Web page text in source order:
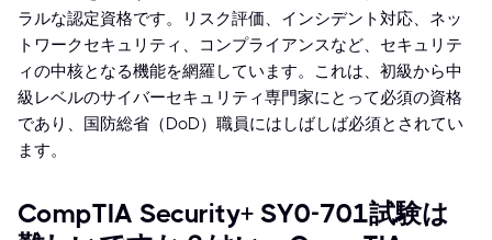
ラルな認定資格です。リスク評価、インシデント対応、ネッ
トワークセキュリティ、コンプライアンスなど、セキュリテ
ィの中核となる機能を網羅しています。これは、初級から中
級レベルのサイバーセキュリティ専門家にとって必須の資格
であり、国防総省（DoD）職員にはしばしば必須とされてい
ます。
CompTIA Security+ SY0-701試験は